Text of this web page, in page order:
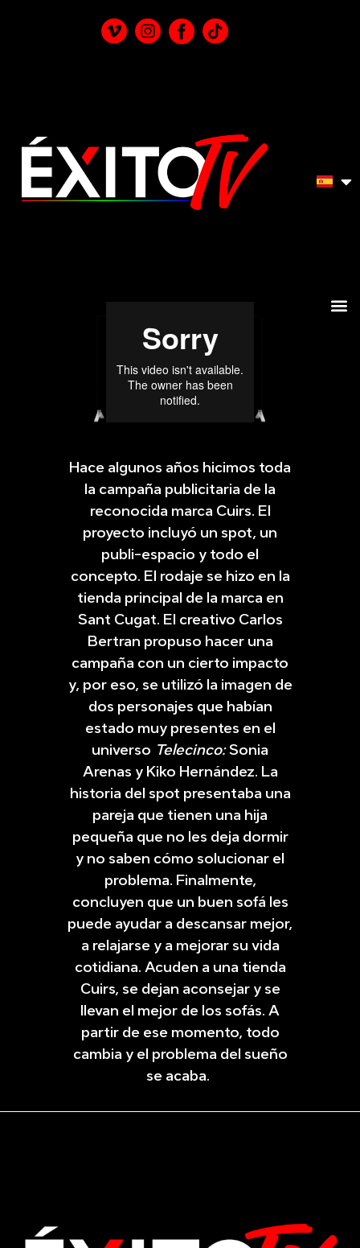
Hace algunos años hicimos toda
la campaña publicitaria de la
reconocida marca Cuirs. El
proyecto incluyó un spot, un
publi-espacio y todo el
concepto. El rodaje se hizo en la
tienda principal de la marca en
Sant Cugat. El creativo Carlos
Bertran propuso hacer una
campaña con un cierto impacto
y, por eso, se utilizó la imagen de
dos personajes que habían
estado muy presentes en el
universo Telecinco:Sonia
Arenas y Kiko Hernández. La
historia del spot presentaba una
pareja que tienen una hija
pequeña que no les deja dormir
y no saben cómo solucionar el
problema. Finalmente,
concluyen que un buen sofá les
puede ayudar a descansar mejor,
a relajarse y a mejorar su vida
cotidiana. Acuden a una tienda
Cuirs, se dejan aconsejar y se
llevan el mejor de los sofás. A
partir de ese momento, todo
cambia y el problema del sueño
se acaba.